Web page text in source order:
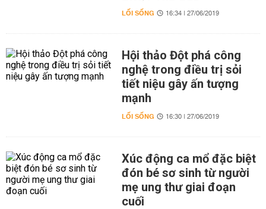
LỐI SỐNG 16:34 | 27/06/2019
Hội thảo Đột phá công
nghệ trong điều trị sỏi
tiết niệu gây ấn tượng
mạnh
LỐI SỐNG 16:30 | 27/06/2019
Xúc động ca mổ đặc biệt
đón bé sơ sinh từ người
mẹ ung thư giai đoạn
cuối